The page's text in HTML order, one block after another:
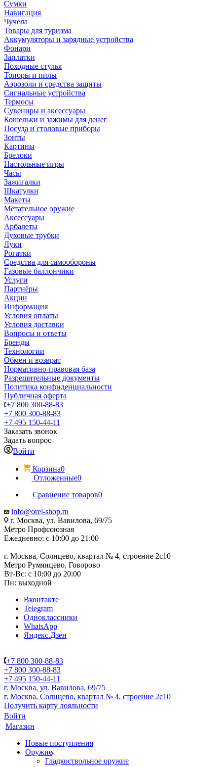
Сумки
Навигация
Чучела
Товары для туризма
Аккумуляторы и зарядные устройства
Фонари
Заплатки
Походные стулья
Топоры и пилы
Аэрозоли и средства защиты
Сигнальные устройства
Термосы
Сувениры и аксессуары
Кошельки и зажимы для денег
Посуда и столовые приборы
Зонты
Картины
Брелоки
Настольные игры
Часы
Зажигалки
Шкатулки
Макеты
Метательное оружие
Аксессуары
Арбалеты
Духовые трубки
Луки
Рогатки
Средства для самообороны
Газовые баллончики
Услуги
Партнёры
Акции
Информация
Условия оплаты
Условия доставки
Вопросы и ответы
Бренды
Технологии
Обмен и возврат
Нормативно-правовая база
Разрешительные документы
Политика конфиденциальности
Публичная оферта
+7 800 300-88-83
+7 800 300-88-83
+7 495 150-44-11
Заказать звонок
Задать вопрос
Войти
Корзина0
Отложенные0
Сравнение товаров0
info@orel-shop.ru
г. Москва, ул. Вавилова, 69/75
Метро Профсоюзная
Ежедневно: с 10:00 до 21:00
г. Москва, Солнцево, квартал № 4, строение 2с10
Метро Румянцево, Говорово
Вт-Вс: с 10:00 до 20:00
Пн: выходной
Вконтакте
Telegram
Одноклассники
WhatsApp
Яндекс.Дзен
+7 800 300-88-83
+7 800 300-88-83
+7 495 150-44-11
г. Москва, ул. Вавилова, 69/75
г. Москва, Солнцево, квартал № 4, строение 2с10
Получить карту лояльности
Войти
Магазин
Новые поступления
Оружие
Гладкоствольное оружие